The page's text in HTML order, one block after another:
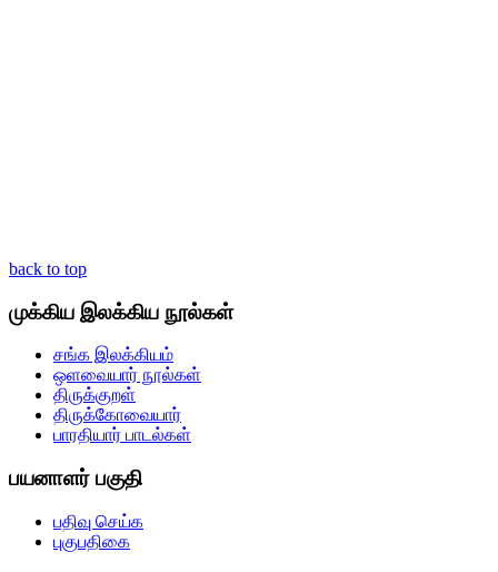
back to top
முக்கிய இலக்கிய நூல்கள்
சங்க இலக்கியம்
ஒளவையார் நூல்கள்
திருக்குறள்
திருக்கோவையார்
பாரதியார் பாடல்கள்
பயனாளர் பகுதி
பதிவு செய்க
புகுபதிகை